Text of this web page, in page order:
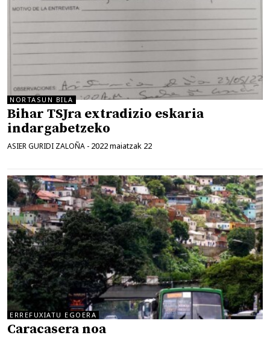
NORTASUN BILA
Bihar TSJra extradizio eskaria
indargabetzeko
ASIER GURIDI ZALOÑA - 2022 maiatzak 22
ERREFUXIATU EGOERA
Caracasera noa